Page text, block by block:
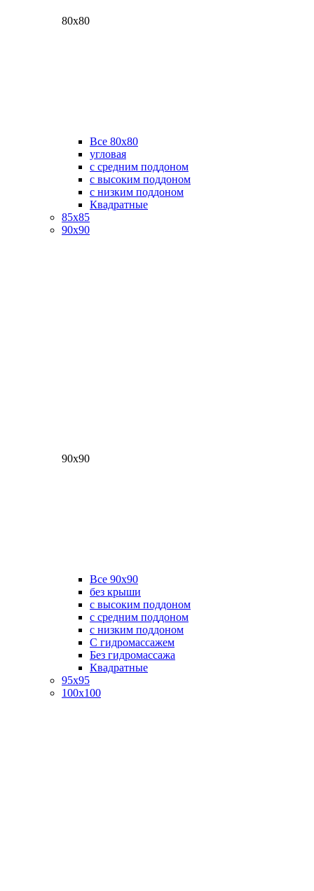
80х80
Все 80х80
угловая
с средним поддоном
с высоким поддоном
с низким поддоном
Квадратные
85х85
90х90
90х90
Все 90х90
без крыши
с высоким поддоном
с средним поддоном
с низким поддоном
С гидромассажем
Без гидромассажа
Квадратные
95х95
100х100